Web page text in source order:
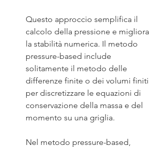
Questo approccio semplifica il
calcolo della pressione e migliora
la stabilità numerica. Il metodo
pressure-based include
solitamente il metodo delle
differenze finite o dei volumi finiti
per discretizzare le equazioni di
conservazione della massa e del
momento su una griglia.
Nel metodo pressure-based,